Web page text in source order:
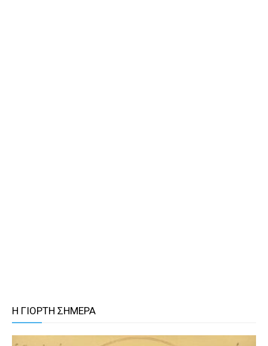
Η ΓΙΟΡΤΗ ΣΗΜΕΡΑ